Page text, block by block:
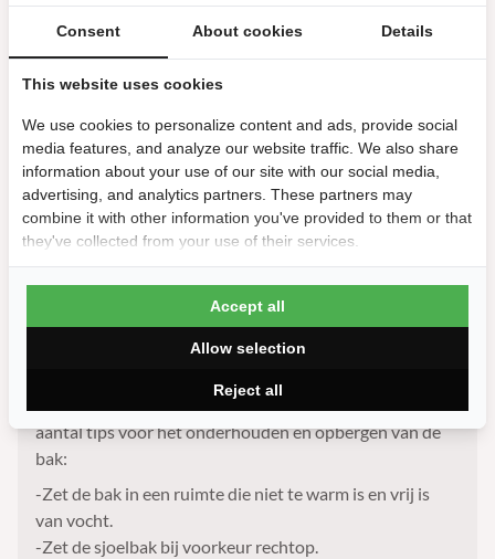
Afdekplankje voor
sjoelbakken
Bestellen
Om te kunnen sjoelen heb je niet veel nodig. Een
sjoelbaken sjoelstenen zijn al genoeg. Toch zijn er een
aantal sjoel accessoires die het oud-Hollandse spelletje
nóg leuker kunnen maken!
is bijna onmisbaar in Nederlandse
wilt kunnen genieten van je sjoelbak hebben we een
aantal tips voor het onderhouden en opbergen van de
bak:
-Zet de bak in een ruimte die niet te warm is en vrij is
van vocht.
-Zet de sjoelbak bij voorkeur rechtop.
Consent About cookies Details
This website uses cookies
We use cookies to personalize content and ads, provide social
media features, and analyze our website traffic. We also share
information about your use of our site with our social media,
advertising, and analytics partners. These partners may
combine it with other information you've provided to them or that
they've collected from your use of their services.
Reject all
Allow selection
Accept all